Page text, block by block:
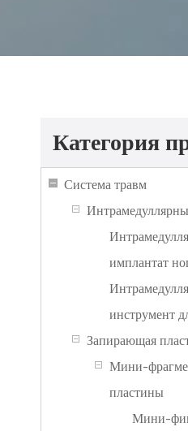
Категория
Система травм
имплантат
инструмент
Запирающая
Мини-
пластины
Мини-